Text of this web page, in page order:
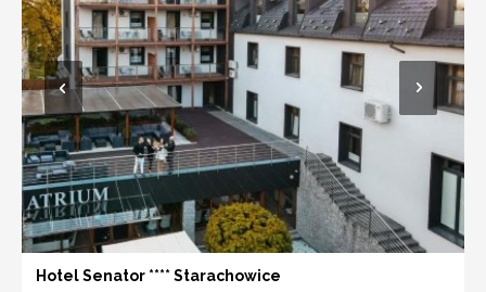
Hotel Senator **** Starachowice